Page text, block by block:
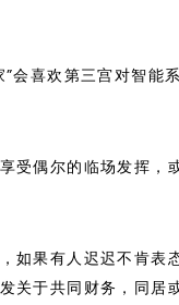
会喜欢第三宫对智能
受偶尔的临场发挥，
如果有人迟迟不肯表
关于共同财务，同居